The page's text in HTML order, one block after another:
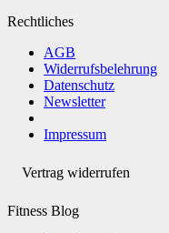
Rechtliches
AGB
Widerrufsbelehrung
Datenschutz
Newsletter
Impressum
Vertrag widerrufen
Fitness Blog